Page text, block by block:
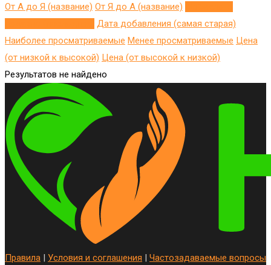
От А до Я (название) От Я до A (название)
Дата добавления (самая старая)
Наиболее просматриваемые Менее просматриваемые Цена
(от низкой к высокой) Цена (от высокой к низкой)
Результатов не найдено
Правила | Условия и соглашения | Частозадаваемые вопросы